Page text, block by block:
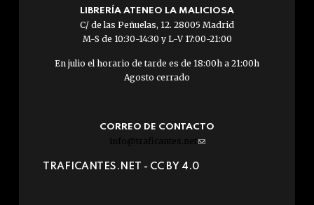
LIBRERÍA ATENEO LA MALICIOSA
C/ de las Peñuelas, 12. 28005 Madrid
M-S de 10:30-14:30 y L-V 17:00-21:00
En julio el horario de tarde es de 18:00h a 21:00h
Agosto cerrado
CORREO DE CONTACTO
info@traficantes.net (link
e-
TRAFICANTES.NET - CC BY 4.0